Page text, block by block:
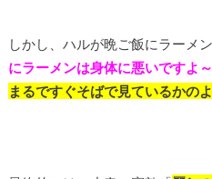
しかし、ハルが晩ご飯にラーメ
にラーメンは身体に悪いですよ～
まるですぐそばで見ているかの